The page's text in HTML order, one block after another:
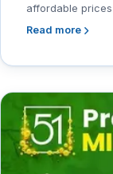
affordable
Read more